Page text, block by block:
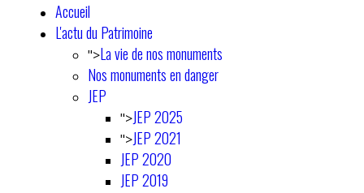
Accueil
L'actu du Patrimoine
">La vie de nos monuments
Nos monuments en danger
JEP
">JEP 2025
">JEP 2021
JEP 2020
JEP 2019